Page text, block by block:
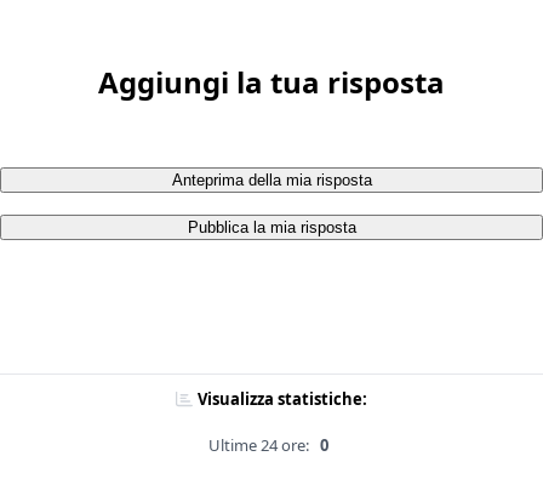
Aggiungi la tua risposta
Anteprima della mia risposta
Pubblica la mia risposta
Visualizza statistiche:
Ultime 24 ore: 0